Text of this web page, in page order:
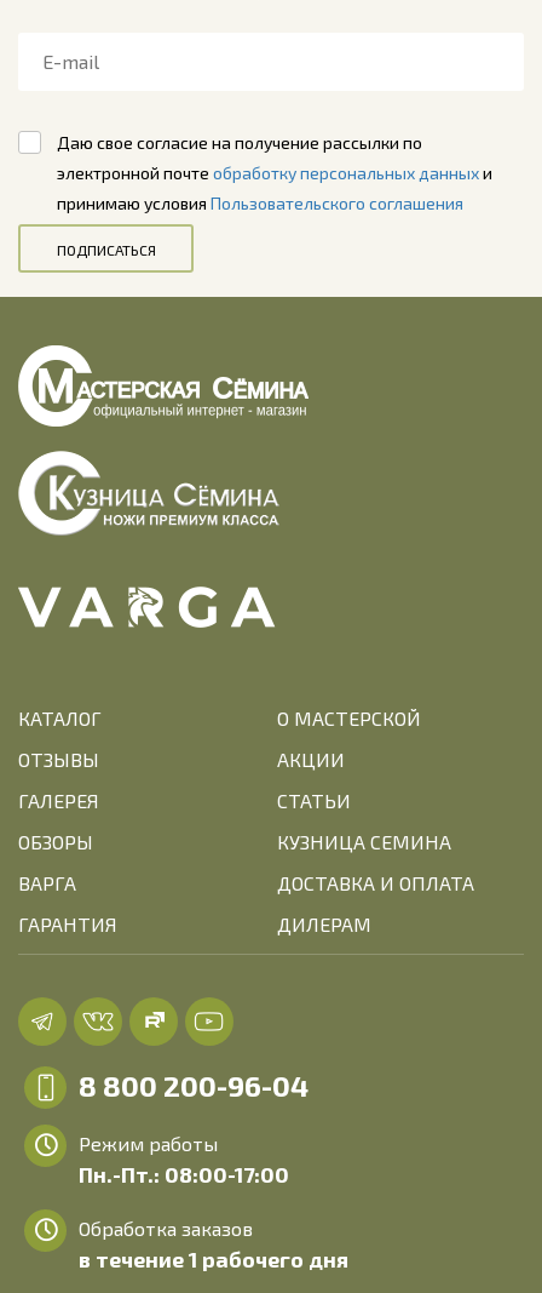
Даю свое согласие на получение рассылки по
электронной почте обработку персональных данныхи
принимаю условия Пользовательского соглашения
ПОДПИСАТЬСЯ
КАТАЛОГ
О МАСТЕРСКОЙ
ОТЗЫВЫ
АКЦИИ
ГАЛЕРЕЯ
СТАТЬИ
ОБЗОРЫ
КУЗНИЦА СЕМИНА
ВАРГА
ДОСТАВКА И ОПЛАТА
ГАРАНТИЯ
ДИЛЕРАМ
8 800 200-96-04
Режим работы
Пн.-Пт.: 08:00-17:00
Обработка заказов
в течение 1 рабочего дня